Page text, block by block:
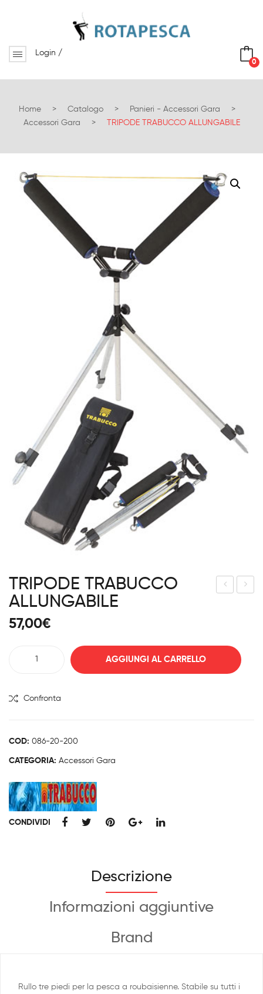
0
Login /
Home > Catalogo > Panieri - Accessori Gara
>
Accessori Gara
> TRIPODE TRABUCCO ALLUNGABILE
STO
O
CC
TRIPODE TRABUCCO
ALLUNGABILE
57,00€
AGGIUNGI AL CARRELLO
Confronta
COD: 086-20-200
CATEGORIA: Accessori Gara
CONDIVIDI
Descrizione
Informazioni aggiuntive
Brand
Rullo tre piedi per la pesca a roubaisienne. Stabile su tutti i